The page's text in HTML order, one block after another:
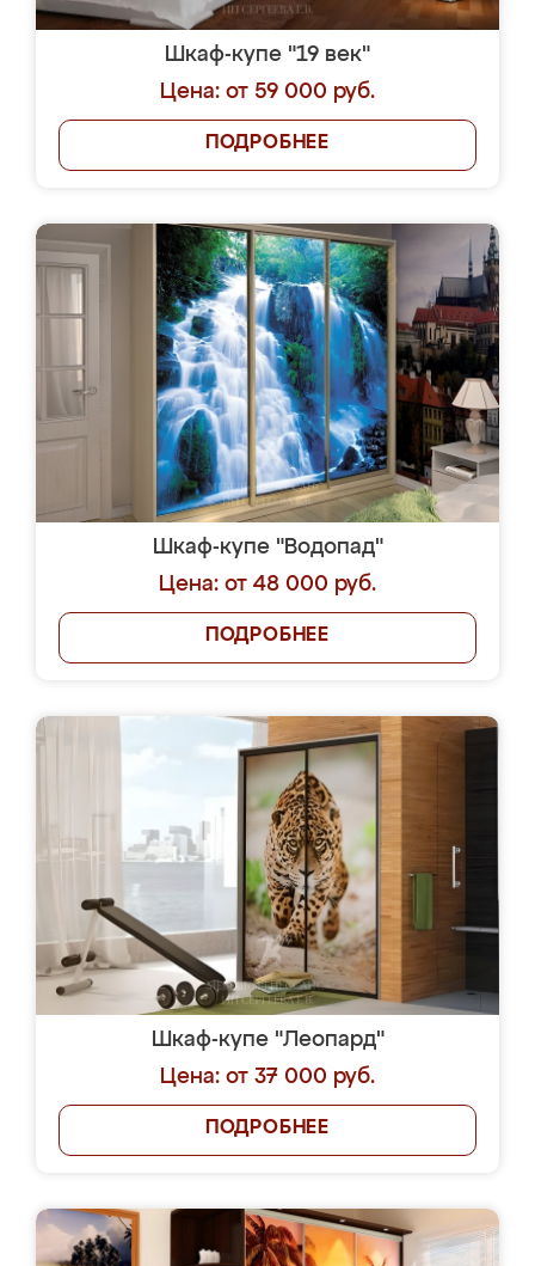
Шкаф-купе "19 век"
Цена: от 59 000 руб.
ПОДРОБНЕЕ
Шкаф-купе "Водопад"
Цена: от 48 000 руб.
ПОДРОБНЕЕ
Шкаф-купе "Леопард"
Цена: от 37 000 руб.
ПОДРОБНЕЕ